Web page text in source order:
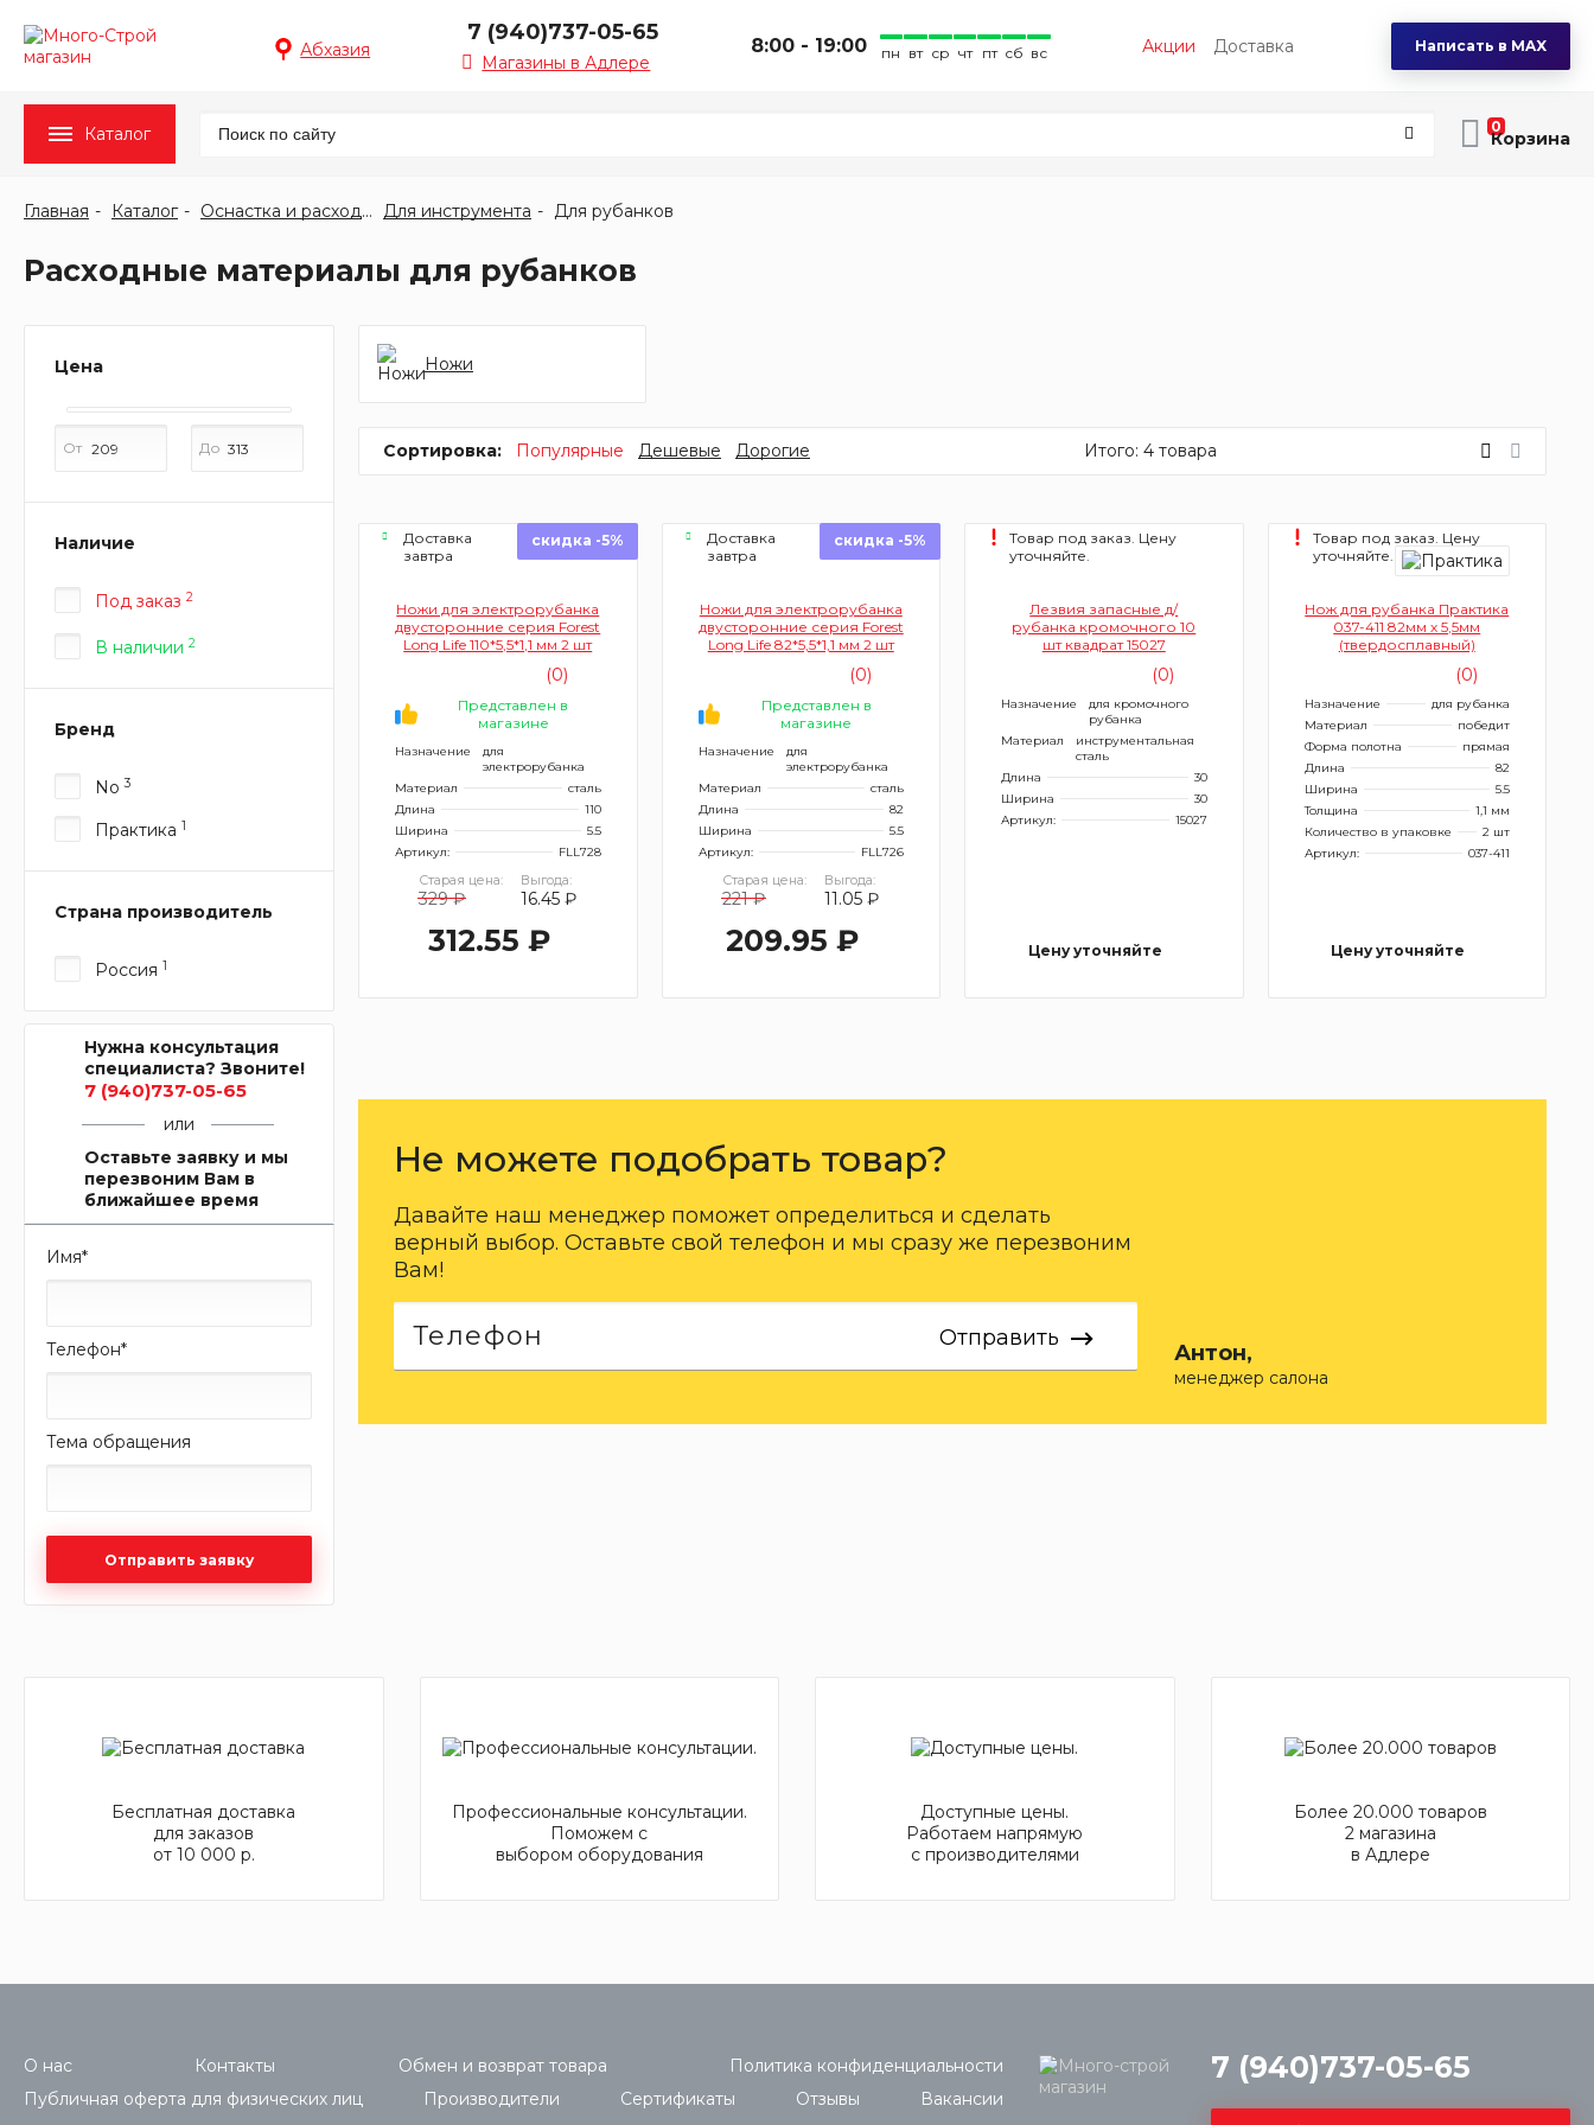
Абхазия
7 (940)737-05-65 Написать в MAX
Магазины в Адлере
8:00 - 19:00 пн вт ср чт пт сб вс Акции Доставка
Каталог 0
Главная Каталог Оснастка и расходные материалы Для инструмента Для рубанков
Расходные материалы для рубанков
Цена
От До
Наличие
Под заказ 2
В наличии 2
Бренд
No3
Практика 1
Страна производитель
Россия 1
Нужна консультация
специалиста? Звоните!
7 (940)737-05-65
или
Оставьте заявку и мы
перезвоним Вам в
ближайшее время
Имя*
Телефон*
Тема обращения
Отправить заявку
Ножи
Сортировка: Популярные Дешевые Дорогие Итого: 4 товара
Доставка
завтра
скидка -5%
Ножи для электрорубанка
двусторонние серия Forest
Long Life 110*5,5*1,1 мм 2 шт
(0)
Представлен в
магазине
Назначение
для
электрорубанка
Материал
сталь
Длина
110
Ширина
5.5
Артикул:
FLL728
Старая цена:
329 ₽
Выгода:
16.45 ₽
312.55 ₽
Доставка
завтра
скидка -5%
Ножи для электрорубанка
двусторонние серия Forest
Long Life 82*5,5*1,1 мм 2 шт
(0)
Представлен в
магазине
Назначение
для
электрорубанка
Материал
сталь
Длина
82
Ширина
5.5
Артикул:
FLL726
Старая цена:
221 ₽
Выгода:
11.05 ₽
209.95 ₽
Товар под заказ. Цену
уточняйте.
Лезвия запасные д/
рубанка кромочного 10
шт квадрат 15027
(0)
Назначение
для кромочного
рубанка
Материал
инструментальная
сталь
Длина
30
Ширина
30
Артикул:
15027
Цену уточняйте
Товар под заказ. Цену
уточняйте.
Нож для рубанка Практика
037-411 82мм х 5,5мм
(твердосплавный)
(0)
Назначение
для рубанка
Материал
победит
Форма полотна
прямая
Длина
82
Ширина
5.5
Толщина
1,1 мм
Количество в упаковке
2 шт
Артикул:
037-411
Цену уточняйте
Не можете подобрать товар?
Давайте наш менеджер поможет определиться и сделать
верный выбор. Оставьте свой телефон и мы сразу же перезвоним
Вам!
Отправить
Антон,
менеджер салона
Бесплатная доставка
для заказов
от 10 000 р.
Профессиональные консультации.
Поможем с
выбором оборудования
Доступные цены.
Работаем напрямую
с производителями
Более 20.000 товаров
2 магазина
в Адлере
О нас Контакты Обмен и возврат товара
Политика конфиденциальности
Публичная оферта для физических лиц
Производители Сертификаты Отзывы Вакансии
7 (940)737-05-65